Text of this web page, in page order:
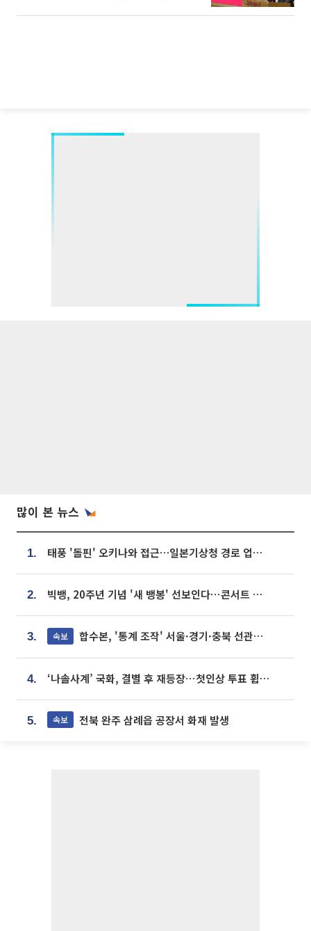
많이 본 뉴스
1. 태풍 '돌핀' 오키나와 접근…일본기상청 경로 업데이트
2. 빅뱅, 20주년 기념 '새 뱅봉' 선보인다⋯콘서트 앞두고 팝업 개최
3. 속보 합수본, '통계 조작' 서울·경기·충북 선관위 등 추가 압수수색
4. ‘나솔사계’ 국화, 결별 후 재등장⋯첫인상 투표 휩쓸고 ‘인기녀’ 등극
5. 속보 전북 완주 삼례읍 공장서 화재 발생